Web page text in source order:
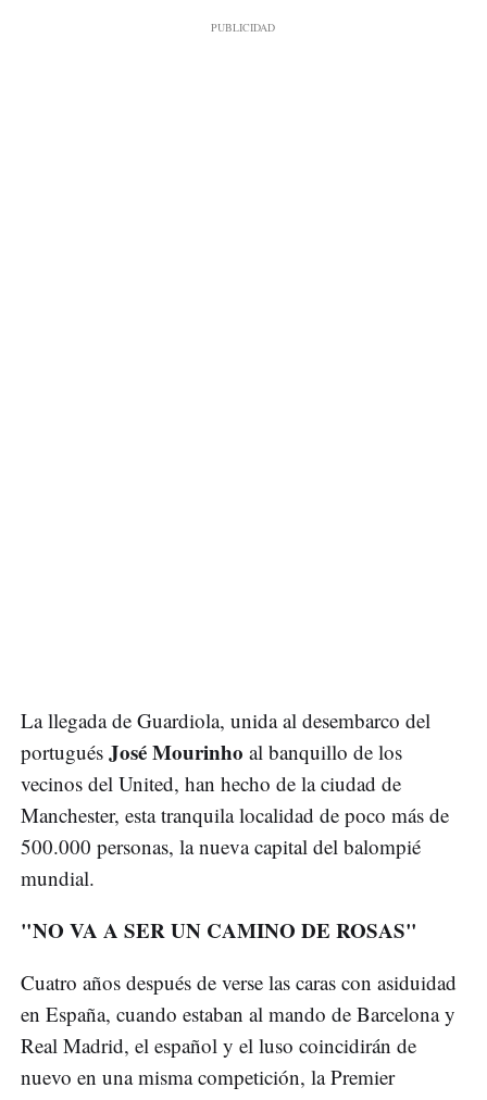
La llegada de Guardiola, unida al desembarco del
portugués José Mourinho al banquillo de los
vecinos del United, han hecho de la ciudad de
Manchester, esta tranquila localidad de poco más de
500.000 personas, la nueva capital del balompié
mundial.
"NO VA A SER UN CAMINO DE ROSAS"
Cuatro años después de verse las caras con asiduidad
en España, cuando estaban al mando de Barcelona y
Real Madrid, el español y el luso coincidirán de
nuevo en una misma competición, la Premier